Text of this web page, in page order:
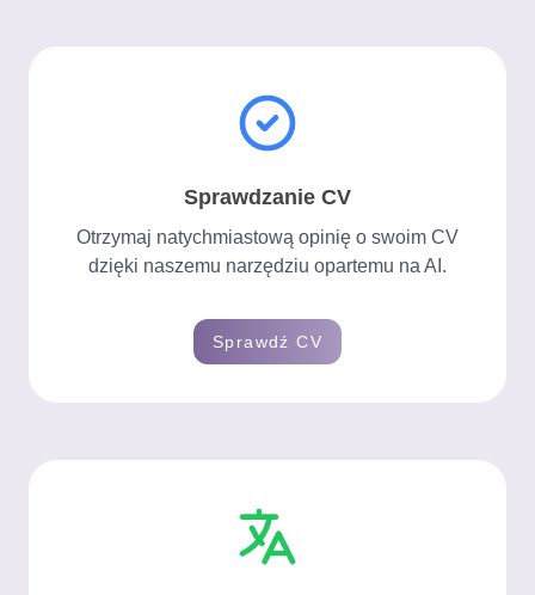
CV
Sprawdzanie CV
Otrzymaj natychmiastową opinię o swoim CV
dzięki naszemu narzędziu opartemu na AI.
Sprawdź CV